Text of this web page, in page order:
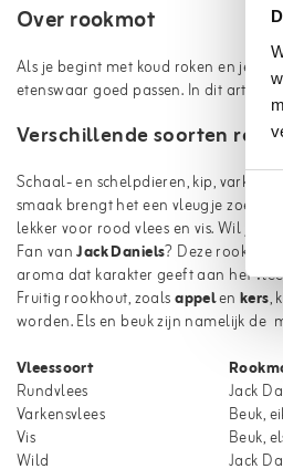
Over rookmot
Als je begint met koud roken en je
etenswaar goed passen. In dit artikel
Verschillende soorten
Schaal- en schelpdieren, kip, varken
smaak brengt het een vleugje
lekker voor rood vlees en vis. Wil je
Fan vanJack Daniels? Deze rookmot
aroma dat karakter geeft aan het
Fruitig rookhout, zoalsappelen kers,
worden. Els en beuk zijn namelijk de
Vleessoort
Rundvlees
Jack
Varkensvlees
Beuk,
Vis
Beuk,
Wild
Jack